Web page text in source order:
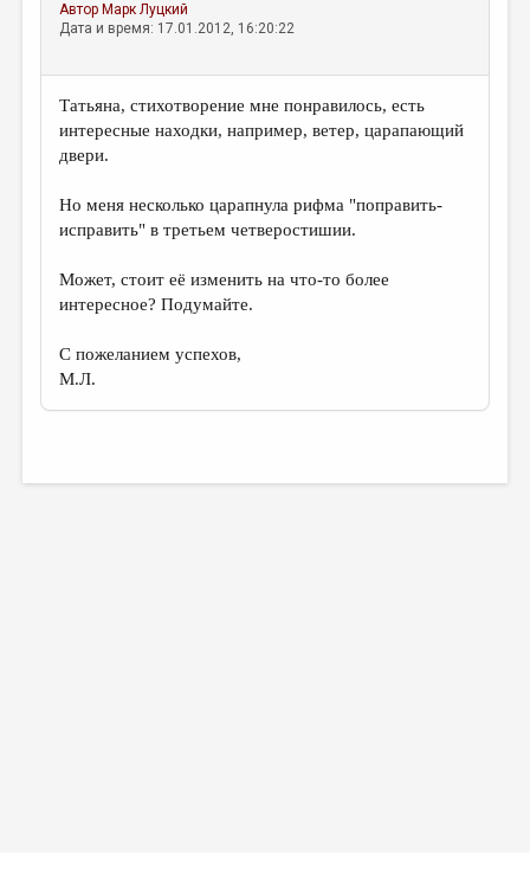
РЕЦЕНЗИРОВАНИЕ
ЦИКЛЫ ПУБЛИКАЦИЙ
ТРЕДИАКОВСКИЙ
МЕДИА
ВКОНТАКТЕ
Автор Марк Луцкий
Дата и время: 17.01.2012, 16:20:22
Татьяна, стихотворение мне понравилось, есть
интересные находки, например, ветер, царапающий
двери.
Но меня несколько царапнула рифма "поправить-
исправить" в третьем четверостишии.
Может, стоит её изменить на что-то более
интересное? Подумайте.
С пожеланием успехов,
М.Л.